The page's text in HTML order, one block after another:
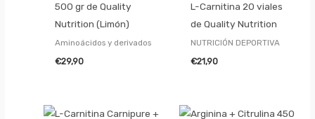
500 gr de Quality
Nutrition (Limón)
Aminoácidos y derivados
€29,90
L-Carnitina 20 viales
de Quality Nutrition
NUTRICIÓN DEPORTIVA
€21,90